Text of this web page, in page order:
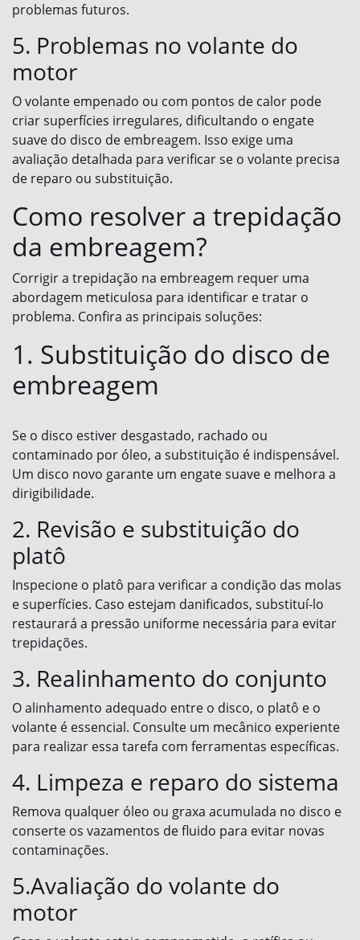
problemas futuros.
5. Problemas no volante do
motor
O volante empenado ou com pontos de calor pode
criar superfícies irregulares, dificultando o engate
suave do disco de embreagem. Isso exige uma
avaliação detalhada para verificar se o volante precisa
de reparo ou substituição.
Como resolver a trepidação
da embreagem?
Corrigir a trepidação na embreagem requer uma
abordagem meticulosa para identificar e tratar o
problema. Confira as principais soluções:
1. Substituição do disco de
embreagem
Se o disco estiver desgastado, rachado ou
contaminado por óleo, a substituição é indispensável.
Um disco novo garante um engate suave e melhora a
dirigibilidade.
2. Revisão e substituição do
platô
Inspecione o platô para verificar a condição das molas
e superfícies. Caso estejam danificados, substituí-lo
restaurará a pressão uniforme necessária para evitar
trepidações.
3. Realinhamento do conjunto
O alinhamento adequado entre o disco, o platô e o
volante é essencial. Consulte um mecânico experiente
para realizar essa tarefa com ferramentas específicas.
4. Limpeza e reparo do sistema
Remova qualquer óleo ou graxa acumulada no disco e
conserte os vazamentos de fluido para evitar novas
contaminações.
5.Avaliação do volante do
motor